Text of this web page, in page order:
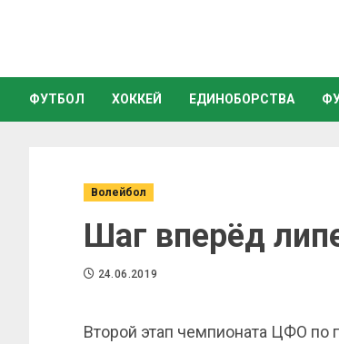
ФУТБОЛ ХОККЕЙ ЕДИНОБОРСТВА
Волейбол
Шаг вперёд
24.06.2019
Второй этап чемпионата ЦФО